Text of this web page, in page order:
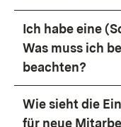
Ich habe eine
Was muss ich
beachten?
Wie sieht die
für neue